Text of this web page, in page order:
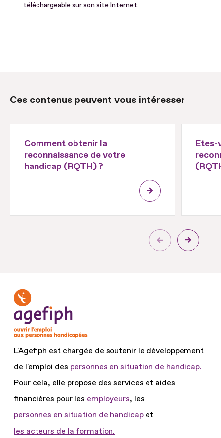
téléchargeable sur son site Internet.
Ces contenus peuvent vous intéresser
Comment obtenir la
reconnaissance de votre
handicap (RQTH) ?
Etes-
L'Agefiph est chargée de soutenir le développement
de l'emploi des personnes en situation de handicap.
Pour cela, elle propose des services et aides
financières pour les employeurs, les
personnes en situation de handicap et
les acteurs de la formation.